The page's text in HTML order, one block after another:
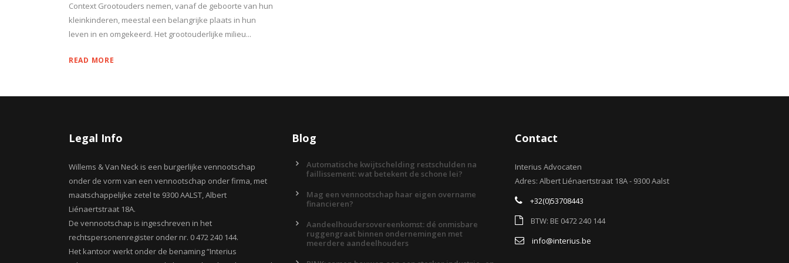
Context Grootouders nemen, vanaf de geboorte van hun
kleinkinderen, meestal een belangrijke plaats in hun
leven in en omgekeerd. Het grootouderlijke milieu...
READ MORE
Legal Info
Willems & Van Neck is een burgerlijke vennootschap
onder de vorm van een vennootschap onder firma, met
maatschappelijke zetel te 9300 AALST, Albert
Liénaertstraat 18A.
De vennootschap is ingeschreven in het
rechtspersonenregister onder nr. 0 472 240 144.
Het kantoor werkt onder de benaming “Interius
Blog
Automatische kwijtschelding restschulden na
faillissement: wat betekent de schone lei?
Mag een vennootschap haar eigen overname
financieren?
Aandeelhoudersovereenkomst: dé onmisbare
ruggengraat binnen ondernemingen met
meerdere aandeelhouders
Contact
Interius Advocaten
Adres: Albert Liénaertstraat 18A - 9300 Aalst
+32(0)53708443
BTW: BE 0472 240 144
info@interius.be